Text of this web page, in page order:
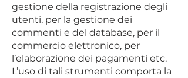
gestione della registrazione degli
utenti, per la gestione dei
commenti e del database, per il
commercio elettronico, per
l’elaborazione dei pagamenti etc.
L’uso di tali strumenti comporta la